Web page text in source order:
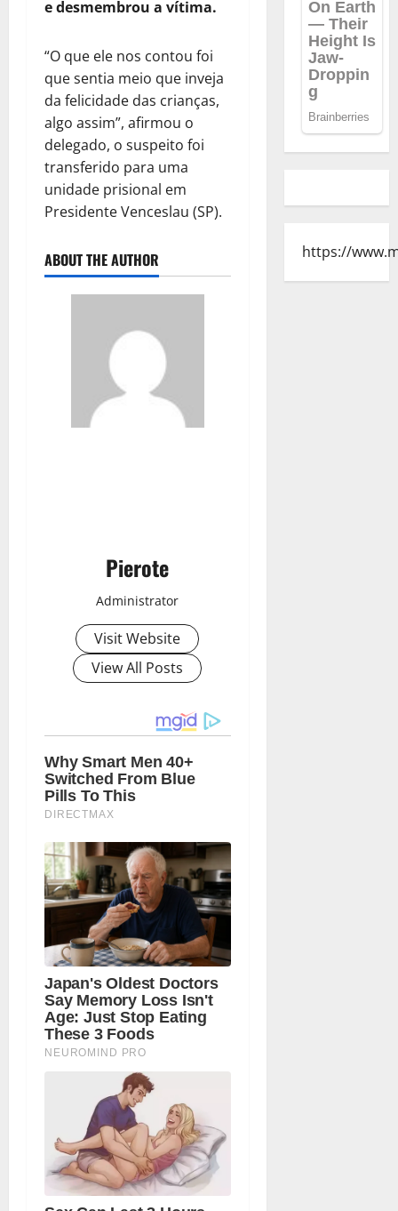
e desmembrou a vítima.
“O que ele nos contou foi
que sentia meio que inveja
da felicidade das crianças,
algo assim”, afirmou o
delegado, o suspeito foi
transferido para uma
unidade prisional em
Presidente Venceslau (SP).
ABOUT THE AUTHOR
Pierote
Administrator
Visit Website
View All Posts
https://